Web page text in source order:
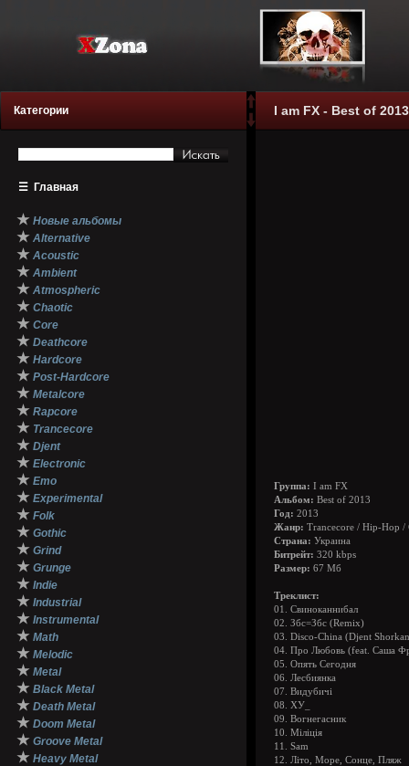
Категории
☰ Главная
★ Новые альбомы
★ Alternative
★ Acoustic
★ Ambient
★ Atmospheric
★ Chaotic
★ Core
★ Deathcore
★ Hardcore
★ Post-Hardcore
★ Metalcore
★ Rapcore
★ Trancecore
★ Djent
★ Electronic
★ Emo
★ Experimental
★ Folk
★ Gothic
★ Grind
★ Grunge
★ Indie
★ Industrial
★ Instrumental
★ Math
★ Melodic
★ Metal
★ Black Metal
★ Death Metal
★ Doom Metal
★ Groove Metal
★ Heavy Metal
I am FX - Best of
Группа: I am FX
Альбом: Best of 2013
Год: 2013
Жанр: Trancecore / Hip-Hop /
Страна: Украина
Битрейт: 320 kbps
Размер: 67 Мб
Треклист:
01. Свиноканнибал
02. Збс=Збс (Remix)
03. Disco-China (Djent
04. Про Любовь (feat. Саша
05. Опять Сегодня
06. Лесбиянка
07. Видубичi
08. ХУ_
09. Вогнегасник
10. Мiлiцiя
11. Sam
12. Лiто, Море, Сонце, Пляж